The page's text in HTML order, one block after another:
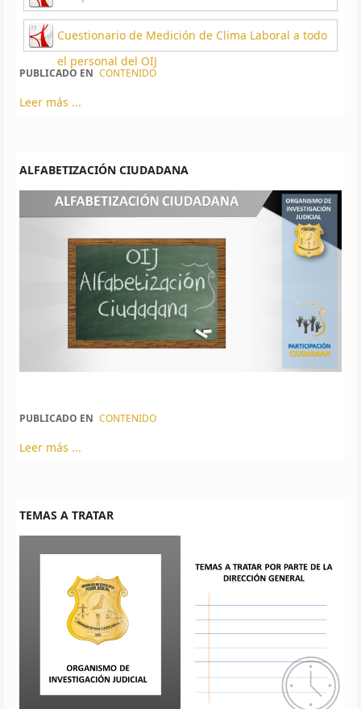
Cuestionario de Medición de Clima Laboral a todo
el personal del OIJ
PUBLICADO EN CONTENIDO
Leer más ...
ALFABETIZACIÓN CIUDADANA
PUBLICADO EN CONTENIDO
Leer más ...
TEMAS A TRATAR